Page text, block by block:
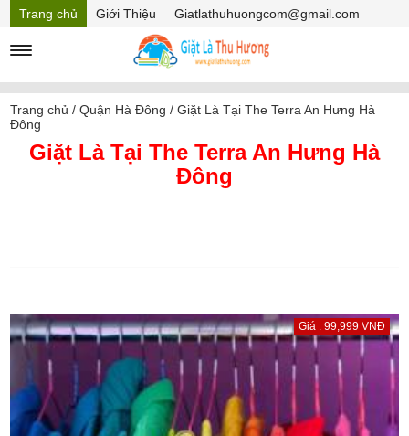
Trang chủ Giới Thiệu
Giatlathuhuongcom@gmail.com
Mã Giảm giá
Trang chủ /Quận Hà Đông /Giặt Là Tại The Terra An Hưng Hà
Đông
Giặt Là Tại The Terra An Hưng Hà
Đông
Giá : 99,999 VNĐ